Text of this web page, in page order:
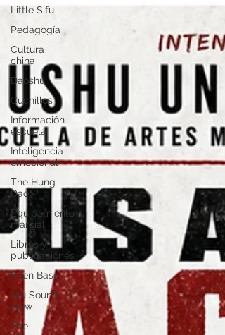
Little Sifu
Pedagogía
Cultura
china
Daoshu
Cuchillos
Información
escuela
Inteligencia
emocional
The Hung
Dao
Equipamiento
marcial
Libros y
publicaciones
Kuen Base
Wu Sound
Flow
The